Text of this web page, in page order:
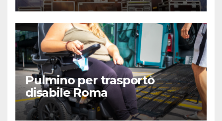
Pulmino per trasporto
disabile Roma